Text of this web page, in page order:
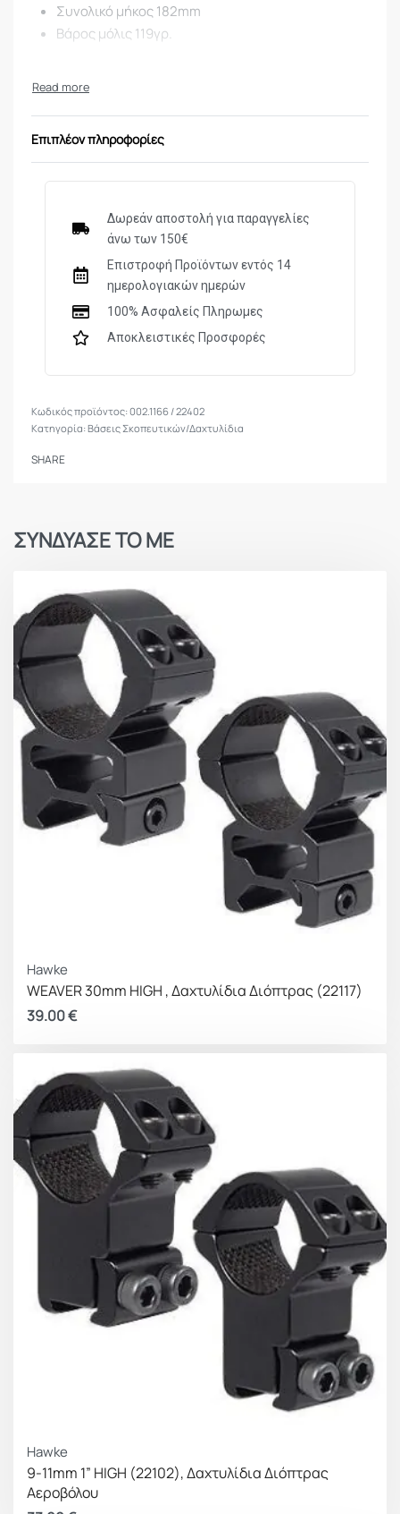
Συνολικό μήκος 182mm
Βάρος μόλις 119γρ.
Επιπλέον πληροφορίες
Δωρεάν αποστολή για παραγγελίες
άνω των 150€
Επιστροφή Προϊόντων εντός 14
ημερολογιακών ημερών
100% Ασφαλείς Πληρωμες
Αποκλειστικές Προσφορές
002.1166 / 22402
Κατηγορία:Βάσεις Σκοπευτικών/Δαχτυλίδια
SHARE
ΣΥΝΔΥΑΣΕ ΤΟ ΜΕ
Hawke
WEAVER 30mm HIGH , Δαχτυλίδια Διόπτρας (22117)
39.00€
Hawke
9-11mm 1” HIGH (22102), Δαχτυλίδια Διόπτρας
Αεροβόλου